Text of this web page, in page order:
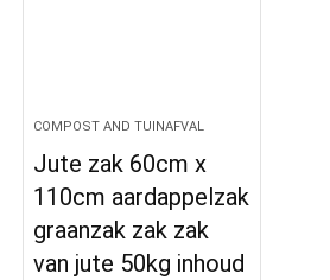
COMPOST AND TUINAFVAL
Jute zak 60cm x
110cm aardappelzak
graanzak zak zak
van jute 50kg inhoud